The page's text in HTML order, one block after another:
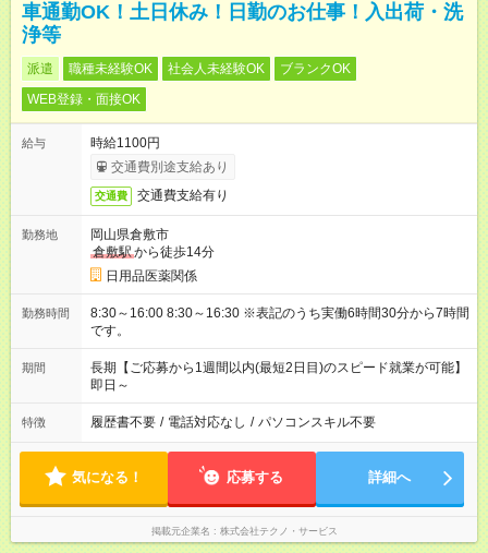
車通勤OK！土日休み！日勤のお仕事！入出荷・洗
浄等
派遣 職種未経験OK 社会人未経験OK
ブランクOK
WEB登録・面接OK
給与
時給1100円
交通費別途支給あり
交通費 交通費支給有り
勤務地
岡山県倉敷市
倉敷駅から徒歩14分
日用品医薬関係
勤務時間
8:30～16:00 8:30～16:30 ※表記のうち実働6時間30分から7時間
です。
期間
長期【ご応募から1週間以内(最短2日目)のスピード就業が可能】
即日～
特徴 履歴書不要 / 電話対応なし / パソコンスキル不要
気になる！ 応募する 詳細へ
掲載元企業名 株式会社テクノ・サービス